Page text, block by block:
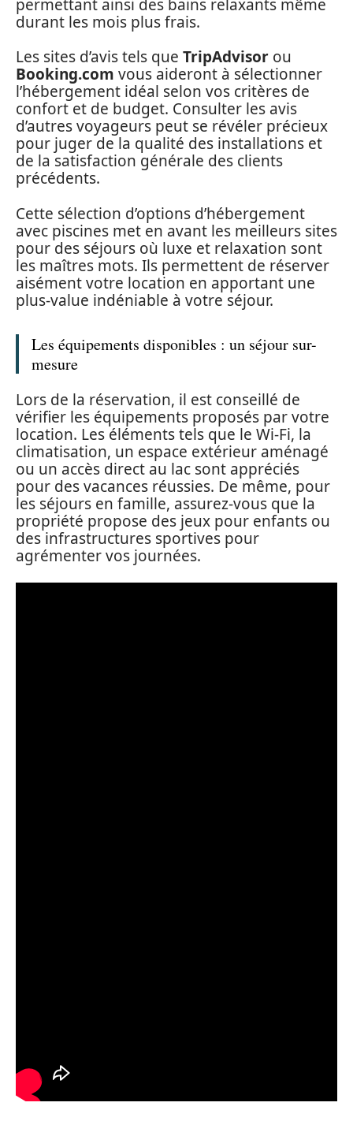
permettant ainsi des bains relaxants même
durant les mois plus frais.
Les sites d’avis tels que TripAdvisor ou
Booking.com vous aideront à sélectionner
l’hébergement idéal selon vos critères de
confort et de budget. Consulter les avis
d’autres voyageurs peut se révéler précieux
pour juger de la qualité des installations et
de la satisfaction générale des clients
précédents.
Cette sélection d’options d’hébergement
avec piscines met en avant les meilleurs sites
pour des séjours où luxe et relaxation sont
les maîtres mots. Ils permettent de réserver
aisément votre location en apportant une
plus-value indéniable à votre séjour.
Les équipements disponibles : un séjour sur-
mesure
Lors de la réservation, il est conseillé de
vérifier les équipements proposés par votre
location. Les éléments tels que le Wi-Fi, la
climatisation, un espace extérieur aménagé
ou un accès direct au lac sont appréciés
pour des vacances réussies. De même, pour
les séjours en famille, assurez-vous que la
propriété propose des jeux pour enfants ou
des infrastructures sportives pour
agrémenter vos journées.